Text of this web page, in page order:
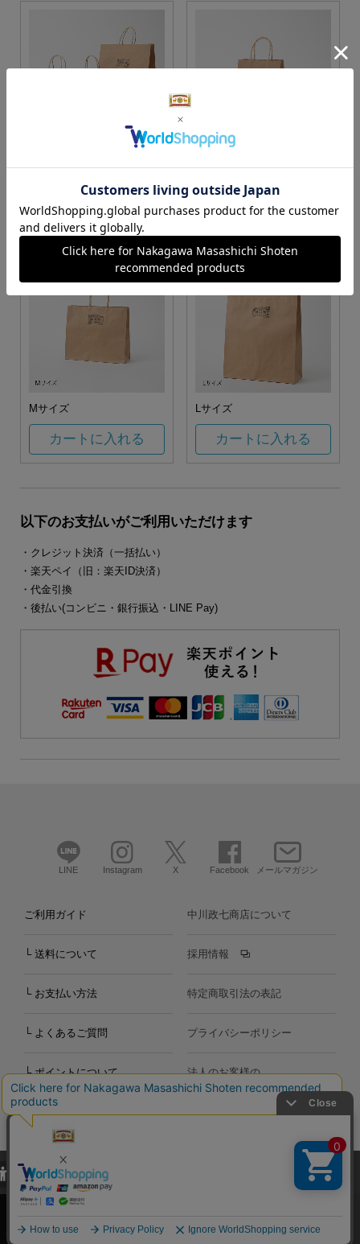
カートに入れる カートに入れる
Mサイズ
カートに入れる
Lサイズ
カートに入れる
以下のお支払いがご利用いただけます
・クレジット決済（一括払い）
・楽天ペイ（旧：楽天ID決済）
・代金引換
・後払い(コンビニ・銀行振込・LINE Pay)
LINE Instagram X Facebook メールマガジン
ご利用ガイド
└ 送料について
└ お支払い方法
└ よくあるご質問
└ ポイントについて
お問い合わせ
中川政七商店について
採用情報
特定商取引法の表記
プライバシーポリシー
法人のお客様の
お問い合わせ
Copyright©2000-2026
Nakagawa Masashichi Shoten All Rights Reserved.
当サイトでは、当サイト内における閲覧履歴・属性情報などの取得およ
び利便性向上のためにクッキー（Cookie）を使用いたします。詳細に
関しては「プライバシーポリシー
承諾する